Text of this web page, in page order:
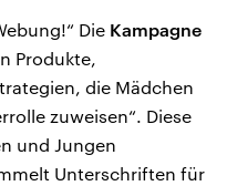
Die Kampagne
Produkte,
die Mädchen
zuweisen“. Diese
und Jungen
Unterschriften für